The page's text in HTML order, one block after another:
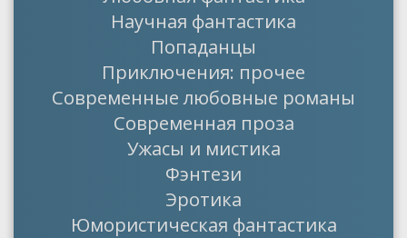
Научная фантастика
Попаданцы
Приключения: прочее
Современные любовные романы
Современная проза
Ужасы и мистика
Фэнтези
Эротика
Юмористическая фантастика